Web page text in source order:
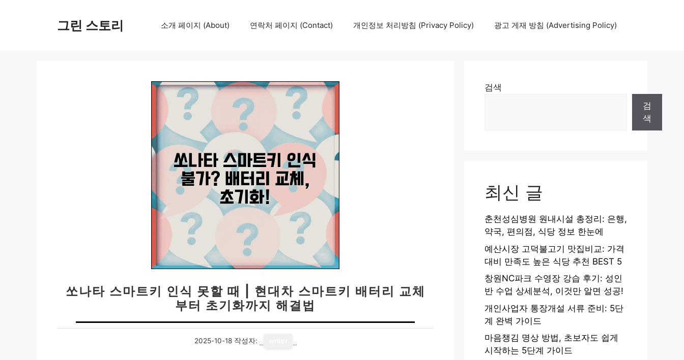
그린 스토리 소개 페이지 (About) 연락처 페이지 (Contact) 개인정보 처리방침 (Privacy Policy) 광고 게재 방침 (Advertising Policy)
쏘나타 스마트키 인식 못할 때 | 현대차 스마트키 배터리 교체
부터 초기화까지 해결법
2025-10-18 작성자:
검색
검
색
최신 글
춘천성심병원 원내시설 총정리: 은행,
약국, 편의점, 식당 정보 한눈에
예산시장 고덕불고기 맛집비교: 가격
대비 만족도 높은 식당 추천 BEST 5
창원NC파크 수영장 강습 후기: 성인
반 수업 상세분석, 이것만 알면 성공!
개인사업자 통장개설 서류 준비: 5단
계 완벽 가이드
마음챙김 명상 방법, 초보자도 쉽게
시작하는 5단계 가이드